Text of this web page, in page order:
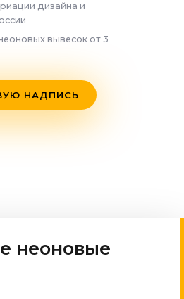
дизайна и
вывесок от 3
НАДПИСЬ
неоновые